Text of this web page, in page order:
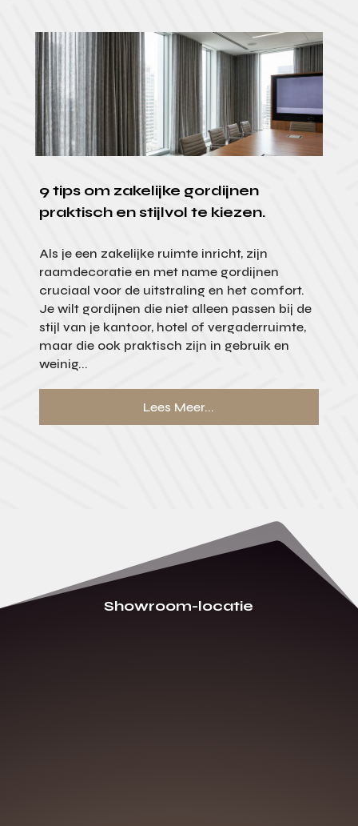
9 tips om zakelijke gordijnen
praktisch en stijlvol te kiezen.
Als je een zakelijke ruimte inricht, zijn
raamdecoratie en met name gordijnen
cruciaal voor de uitstraling en het comfort.
Je wilt gordijnen die niet alleen passen bij de
stijl van je kantoor, hotel of vergaderruimte,
maar die ook praktisch zijn in gebruik en
weinig...
Lees Meer...
Showroom-locatie